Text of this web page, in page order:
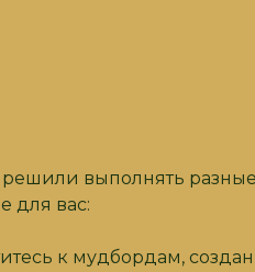
выполнять разные
для вас:
к мудбордам,